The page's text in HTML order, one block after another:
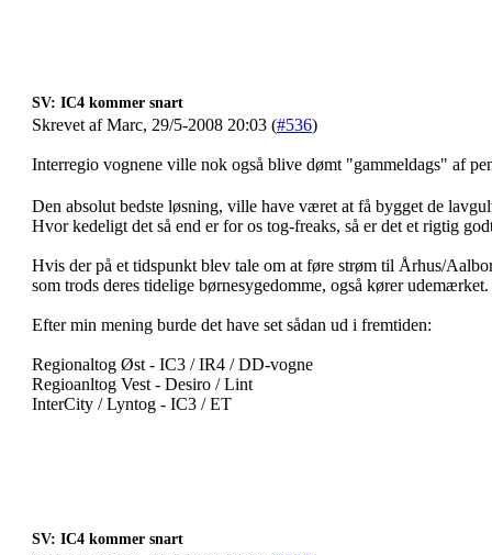
SV: IC4 kommer snart
Skrevet af Marc, 29/5-2008 20:03 (#536)
Interregio vognene ville nok også blive dømt "gammeldags" af
Den absolut bedste løsning, ville have været at få bygget de
Hvor kedeligt det så end er for os tog-freaks, så er det et rigtig
Hvis der på et tidspunkt blev tale om at føre strøm til Århus/
som trods deres tidelige børnesygedomme, også kører udemærket.
Efter min mening burde det have set sådan ud i fremtiden:
Regionaltog Øst - IC3 / IR4 / DD-vogne
Regioanltog Vest - Desiro / Lint
InterCity / Lyntog - IC3 / ET
SV: IC4 kommer snart